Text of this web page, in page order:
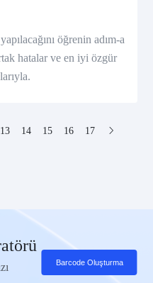
öğrenin adım-a
hatalar ve en iyi özgür
13 14 15 16 17
Barcode Oluşturma